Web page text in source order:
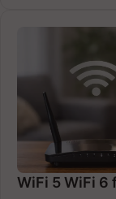
WiFi 5 WiFi 6